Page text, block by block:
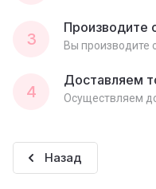
3
Производите
Вы производите
4
Доставляем
Осуществляем
Назад